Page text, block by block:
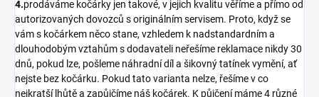
4.prodáváme kočárky jen takové, v jejich kvalitu věříme a přímo od
autorizovaných dovozců s originálním servisem. Proto, když se
vám s kočárkem něco stane, vzhledem k nadstandardním a
dlouhodobým vztahům s dodavateli neřešíme reklamace nikdy 30
dnů, pokud lze, pošleme náhradní díl a šikovný tatínek vymění, ať
nejste bez kočárku. Pokud tato varianta nelze, řešíme v co
nejkratší lhůtě a zapůjčíme náš kočárek. K půjčení máme 4 různé